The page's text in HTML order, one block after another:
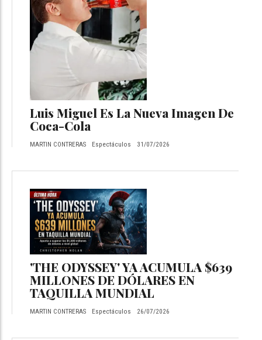
Luis Miguel Es La Nueva Imagen De
Coca-Cola
MARTIN CONTRERAS Espectáculos 31/07/2026
'THE ODYSSEY' YA ACUMULA $639
MILLONES DE DÓLARES EN
TAQUILLA MUNDIAL
MARTIN CONTRERAS Espectáculos 26/07/2026